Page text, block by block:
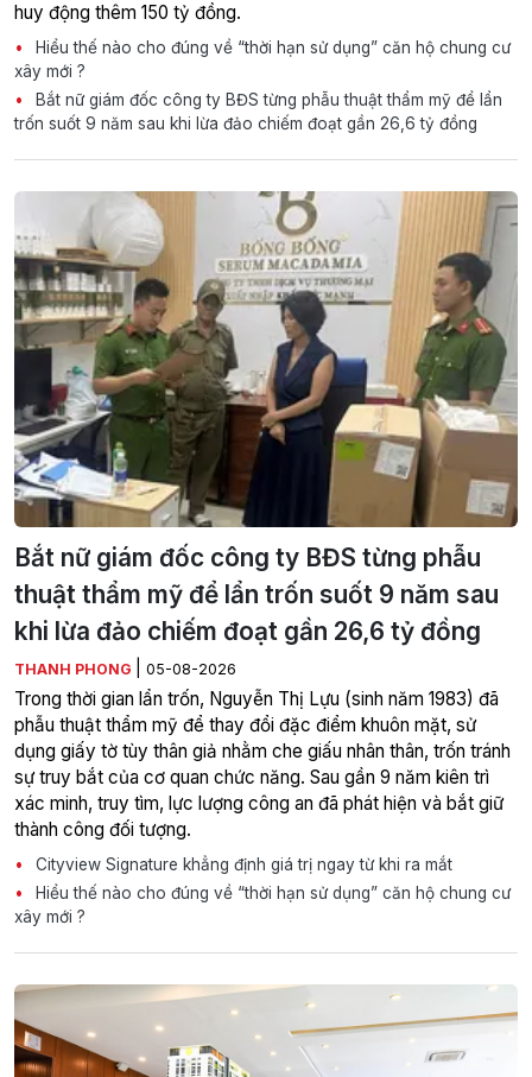
huy động thêm 150 tỷ đồng.
Hiểu thế nào cho đúng về “thời hạn sử dụng” căn hộ chung cư
xây mới ?
Bắt nữ giám đốc công ty BĐS từng phẫu thuật thẩm mỹ để lẩn
trốn suốt 9 năm sau khi lừa đảo chiếm đoạt gần 26,6 tỷ đồng
Bắt nữ giám đốc công ty BĐS từng phẫu
thuật thẩm mỹ để lẩn trốn suốt 9 năm sau
khi lừa đảo chiếm đoạt gần 26,6 tỷ đồng
THANH PHONG 05-08-2026
Trong thời gian lẩn trốn, Nguyễn Thị Lựu (sinh năm 1983) đã
phẫu thuật thẩm mỹ để thay đổi đặc điểm khuôn mặt, sử
dụng giấy tờ tùy thân giả nhằm che giấu nhân thân, trốn tránh
sự truy bắt của cơ quan chức năng. Sau gần 9 năm kiên trì
xác minh, truy tìm, lực lượng công an đã phát hiện và bắt giữ
thành công đối tượng.
Cityview Signature khẳng định giá trị ngay từ khi ra mắt
Hiểu thế nào cho đúng về “thời hạn sử dụng” căn hộ chung cư
xây mới ?